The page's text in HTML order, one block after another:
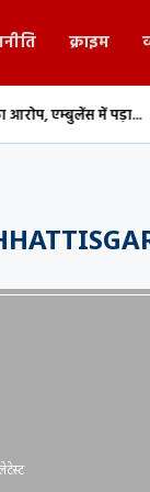
क्राइम
में पड़ा... रायपुर